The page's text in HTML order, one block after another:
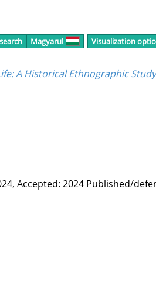
Magyarul Visualization
A Historical Ethnographic
Accepted: 2024 Published/